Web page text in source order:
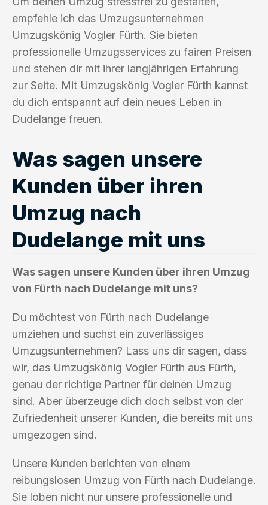
empfehle ich das Umzugsunternehmen
Umzugskönig Vogler Fürth. Sie bieten
professionelle Umzugsservices zu fairen Preisen
und stehen dir mit ihrer langjährigen Erfahrung
zur Seite. Mit Umzugskönig Vogler Fürth kannst
du dich entspannt auf dein neues Leben in
Dudelange freuen.
Was sagen unsere
Kunden über ihren
Umzug nach
Dudelange mit uns
Was sagen unsere Kunden über ihren Umzug
von Fürth nach Dudelange mit uns?
Du möchtest von Fürth nach Dudelange
umziehen und suchst ein zuverlässiges
Umzugsunternehmen? Lass uns dir sagen, dass
wir, das Umzugskönig Vogler Fürth aus Fürth,
genau der richtige Partner für deinen Umzug
sind. Aber überzeuge dich doch selbst von der
Zufriedenheit unserer Kunden, die bereits mit uns
umgezogen sind.
Unsere Kunden berichten von einem
reibungslosen Umzug von Fürth nach Dudelange.
Sie loben nicht nur unsere professionelle und